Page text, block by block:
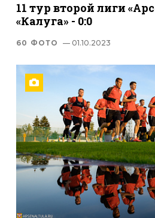
11 тур второй лиги
«Калуга» - 0:0
60 ФОТО — 01.10.2023